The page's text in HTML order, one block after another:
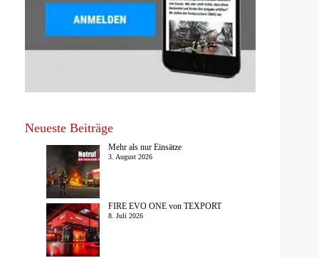
Neueste Beiträge
Mehr als nur Einsätze
3. August 2026
FIRE EVO ONE von TEXPORT
8. Juli 2026